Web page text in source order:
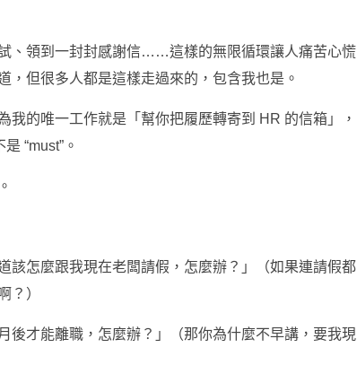
、領到一封封感謝信……這樣的無限循環讓人痛苦心慌
，但很多人都是這樣走過來的，包含我也是。
我的唯一工作就是「幫你把履歷轉寄到 HR 的信箱」，
“must”。
該怎麼跟我現在老闆請假，怎麼辦？」（如果連請假都
？）
後才能離職，怎麼辦？」（那你為什麼不早講，要我現